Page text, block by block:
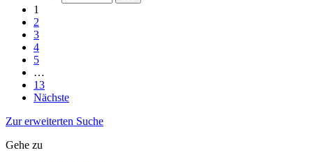
1
2
3
4
5
…
13
Nächste
Zur erweiterten Suche
Gehe zu